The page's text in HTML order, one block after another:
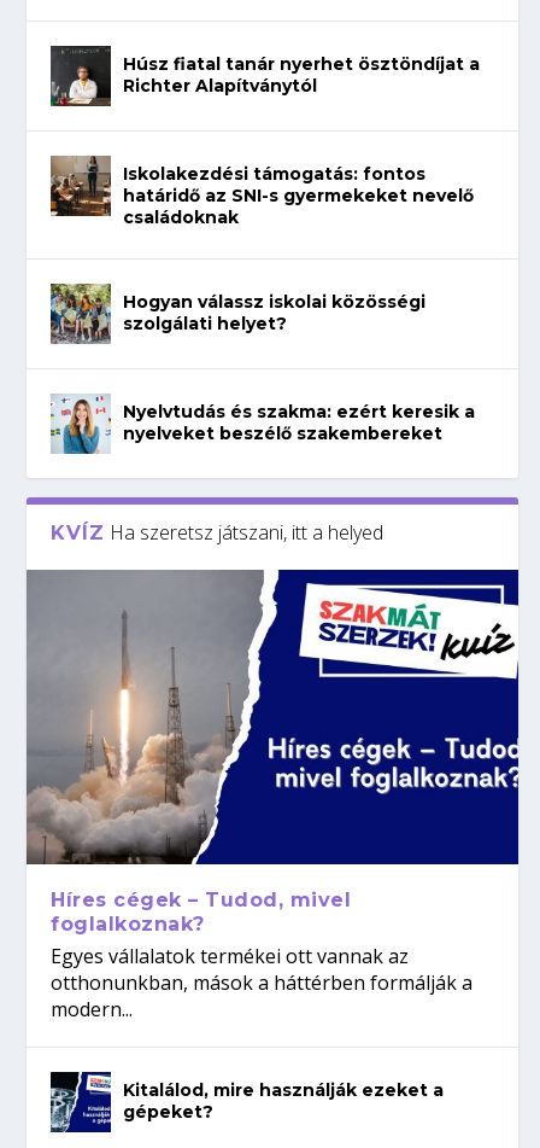
Húsz fiatal tanár nyerhet ösztöndíjat a
Richter Alapítványtól
Iskolakezdési támogatás: fontos
határidő az SNI-s gyermekeket nevelő
családoknak
Hogyan válassz iskolai közösségi
szolgálati helyet?
Nyelvtudás és szakma: ezért keresik a
nyelveket beszélő szakembereket
KVÍZ Ha szeretsz játszani, itt a helyed
Híres cégek – Tudod, mivel
foglalkoznak?
Egyes vállalatok termékei ott vannak az
otthonunkban, mások a háttérben formálják a
modern...
Kitalálod, mire használják ezeket a
gépeket?